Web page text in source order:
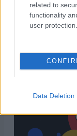
related to
functionality
user protection.
Data Deletion